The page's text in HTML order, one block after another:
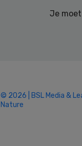
Je moet
© 2026 | BSL Media &
Nature